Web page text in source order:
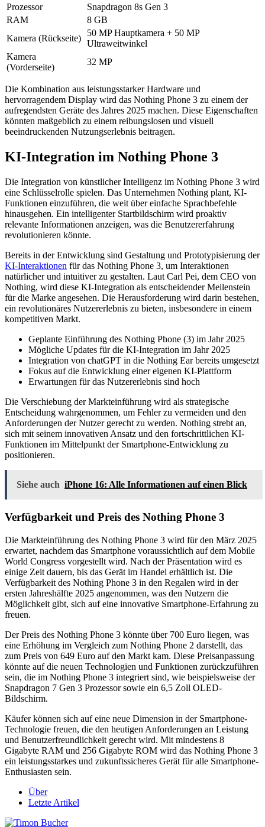
Prozessor
Snapdragon 8s Gen 3
RAM
8 GB
Kamera (Rückseite)
50 MP Hauptkamera + 50 MP
Ultraweitwinkel
Kamera
(Vorderseite)
32 MP
Die Kombination aus leistungsstarker Hardware und
hervorragendem Display wird das Nothing Phone 3 zu einem der
aufregendsten Geräte des Jahres 2025 machen. Diese Eigenschaften
könnten maßgeblich zu einem reibungslosen und visuell
beeindruckenden Nutzungserlebnis beitragen.
KI-Integration im Nothing Phone 3
Die Integration von künstlicher Intelligenz im Nothing Phone 3 wird
eine Schlüsselrolle spielen. Das Unternehmen Nothing plant, KI-
Funktionen einzuführen, die weit über einfache Sprachbefehle
hinausgehen. Ein intelligenter Startbildschirm wird proaktiv
relevante Informationen anzeigen, was die Benutzererfahrung
revolutionieren könnte.
Bereits in der Entwicklung sind Gestaltung und Prototypisierung der
KI-Interaktionen für das Nothing Phone 3, um Interaktionen
natürlicher und intuitiver zu gestalten. Laut Carl Pei, dem CEO von
Nothing, wird diese KI-Integration als entscheidender Meilenstein
für die Marke angesehen. Die Herausforderung wird darin bestehen,
ein revolutionäres Nutzererlebnis zu bieten, insbesondere in einem
kompetitiven Markt.
Geplante Einführung des Nothing Phone (3) im Jahr 2025
Mögliche Updates für die KI-Integration im Jahr 2025
Integration von chatGPT in die Nothing Ear bereits umgesetzt
Fokus auf die Entwicklung einer eigenen KI-Plattform
Erwartungen für das Nutzererlebnis sind hoch
Die Verschiebung der Markteinführung wird als strategische
Entscheidung wahrgenommen, um Fehler zu vermeiden und den
Anforderungen der Nutzer gerecht zu werden. Nothing strebt an,
sich mit seinem innovativen Ansatz und den fortschrittlichen KI-
Funktionen im Mittelpunkt der Smartphone-Entwicklung zu
positionieren.
Siehe auch iPhone 16: Alle Informationen auf einen Blick
Verfügbarkeit und Preis des Nothing Phone 3
Die Markteinführung des Nothing Phone 3 wird für den März 2025
erwartet, nachdem das Smartphone voraussichtlich auf dem Mobile
World Congress vorgestellt wird. Nach der Präsentation wird es
einige Zeit dauern, bis das Gerät im Handel erhältlich ist. Die
Verfügbarkeit des Nothing Phone 3 in den Regalen wird in der
ersten Jahreshälfte 2025 angenommen, was den Nutzern die
Möglichkeit gibt, sich auf eine innovative Smartphone-Erfahrung zu
freuen.
Der Preis des Nothing Phone 3 könnte über 700 Euro liegen, was
eine Erhöhung im Vergleich zum Nothing Phone 2 darstellt, das
zum Preis von 649 Euro auf den Markt kam. Diese Preisanpassung
könnte auf die neuen Technologien und Funktionen zurückzuführen
sein, die im Nothing Phone 3 integriert sind, wie beispielsweise der
Snapdragon 7 Gen 3 Prozessor sowie ein 6,5 Zoll OLED-
Bildschirm.
Käufer können sich auf eine neue Dimension in der Smartphone-
Technologie freuen, die den heutigen Anforderungen an Leistung
und Benutzerfreundlichkeit gerecht wird. Mit mindestens 8
Gigabyte RAM und 256 Gigabyte ROM wird das Nothing Phone 3
ein leistungsstarkes und zukunftssicheres Gerät für alle Smartphone-
Enthusiasten sein.
Über
Letzte Artikel